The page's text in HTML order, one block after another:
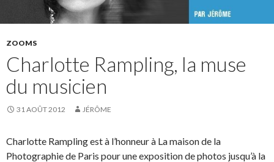
ZOOMS
Charlotte Rampling, la muse
du musicien
31 AOÛT 2012 JÉRÔME
Charlotte Rampling est à l’honneur à La maison de la
Photographie de Paris pour une exposition de photos jusqu’à la